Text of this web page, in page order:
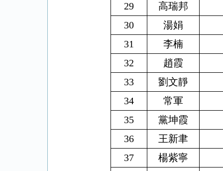
29
高瑞邦
30
湯娟
31
李楠
32
趙霞
33
劉文靜
34
常軍
35
黨坤霞
36
王新聿
37
楊紫寧